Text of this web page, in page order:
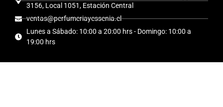
3156, Local 1051, Estación Central
ventas@perfumeriayessenia.cl
Lunes a Sábado: 10:00 a 20:00 hrs - Domingo: 10:00 a
19:00 hrs